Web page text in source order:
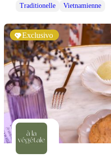
Traditionelle Vietnamienne
Exclusivo